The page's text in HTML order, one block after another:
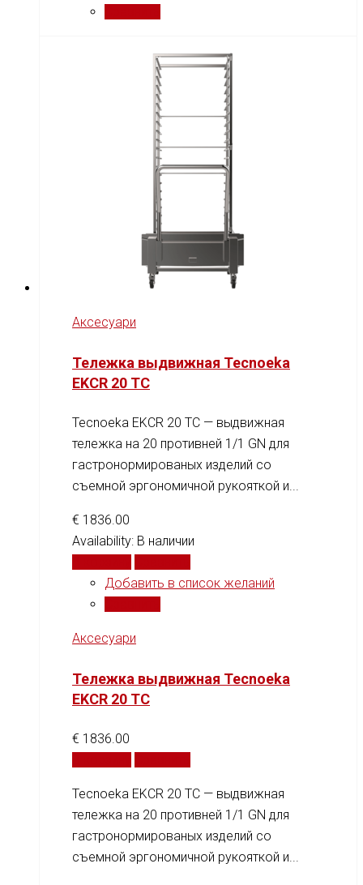
Аксесуари
Тележка выдвижная Tecnoeka
EKCR 20 TC
Tecnoeka EKCR 20 TC — выдвижная
тележка на 20 противней 1/1 GN для
гастронормированых изделий со
съемной эргономичной рукояткой и...
€ 1836.00
Availability: В наличии
Добавить в список желаний
Аксесуари
Тележка выдвижная Tecnoeka
EKCR 20 TC
€ 1836.00
Tecnoeka EKCR 20 TC — выдвижная
тележка на 20 противней 1/1 GN для
гастронормированых изделий со
съемной эргономичной рукояткой и...